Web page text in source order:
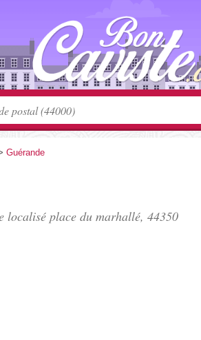
Guérande
localisé place du marhallé, 44350